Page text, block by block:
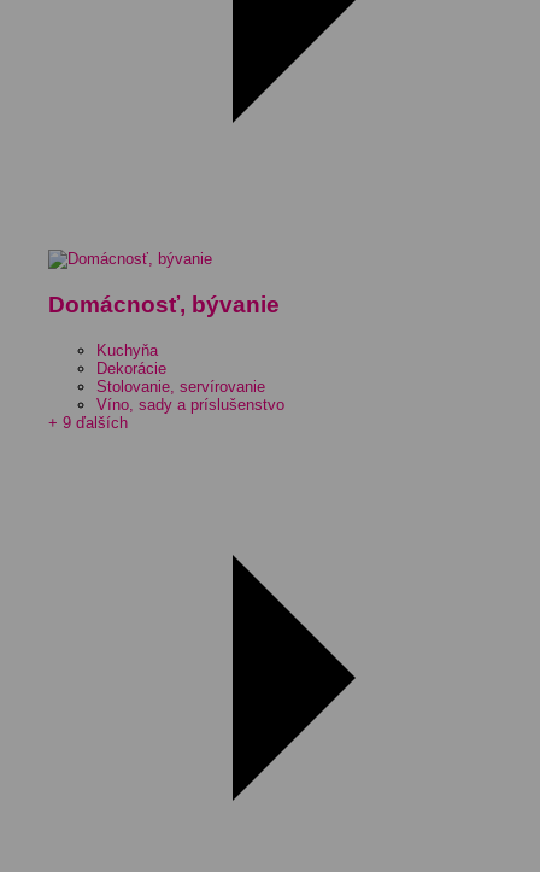
Domácnosť, bývanie
Kuchyňa
Dekorácie
Stolovanie, servírovanie
Víno, sady a príslušenstvo
+ 9 ďalších